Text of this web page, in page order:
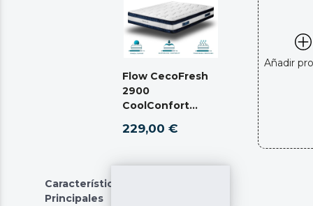
Flow CecoFresh
2900
CoolConfort
229,00 €
Añadir
Características
Principales